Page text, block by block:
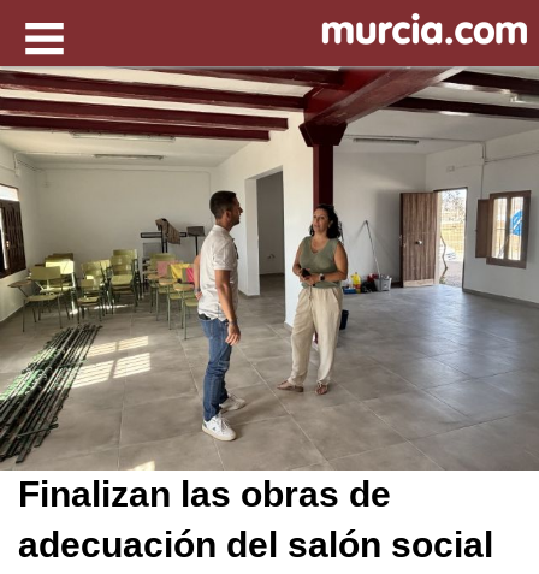
Finalizan las obras de
adecuación del salón social